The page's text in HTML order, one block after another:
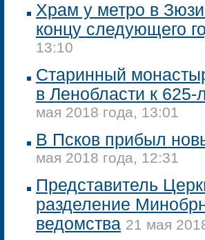
Храм у метро в
концу следующего
13:10
Старинный
в Ленобласти к 625-
мая 2018 года, 13:01
В Псков прибыл
мая 2018 года, 12:31
Представитель
разделение
ведомства 21 мая